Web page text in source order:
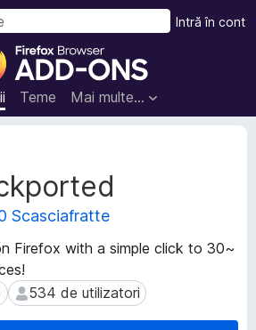
S
u
p
l
e
n
t
e
e
n
Teme Mai multe…
Intră în cont
Scasciafratte
Firefox with a simple click to 30~
534 de utilizatori
534 de utilizatori